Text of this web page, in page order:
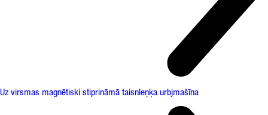
Uz virsmas magnētiski stiprināmā taisnleņķa urbjmašīna